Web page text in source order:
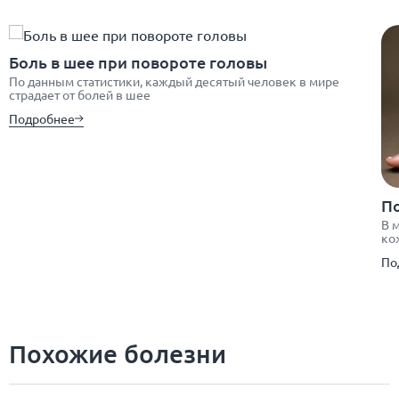
Боль в шее при повороте головы
По данным статистики, каждый десятый человек в мире
страдает от болей в шее
Подробнее
В
Похожие болезни